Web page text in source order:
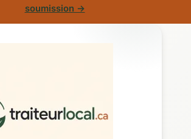
soumission →